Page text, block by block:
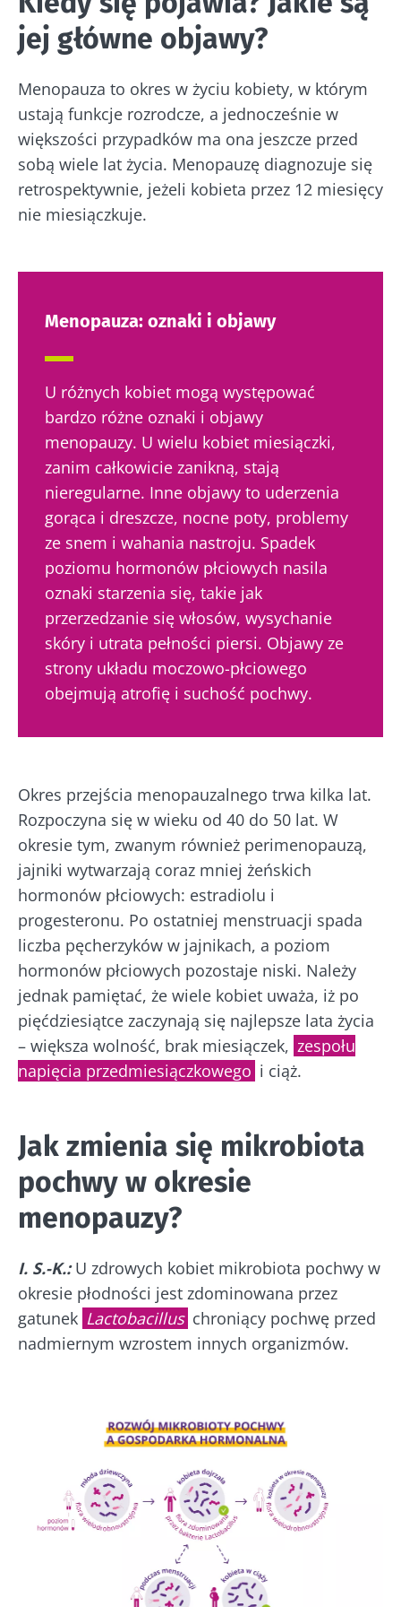
14 Październik 2022
21 Wrzesień 2023
Czy menopauza może wpływać na
mikrobiotę jelitową?
(pochwy, jelit) w tym okresie?
Do łagodzenia zaburzeń i objawów
związanych z menopauzą stosuje się
terapię hormonalną. Czy prebiotyki i
probiotyki mogą ją uzupełnić?
jej główne objawy?
Menopauza to okres w życiu kobiety, w którym
ustają funkcje rozrodcze, a jednocześnie w
większości przypadków ma ona jeszcze przed
sobą wiele lat życia. Menopauzę diagnozuje się
retrospektywnie, jeżeli kobieta przez 12 miesięcy
nie miesiączkuje.
Menopauza: oznaki i objawy
U różnych kobiet mogą występować
bardzo różne oznaki i objawy
menopauzy. U wielu kobiet miesiączki,
zanim całkowicie zanikną, stają
nieregularne. Inne objawy to uderzenia
gorąca i dreszcze, nocne poty, problemy
ze snem i wahania nastroju. Spadek
poziomu hormonów płciowych nasila
oznaki starzenia się, takie jak
przerzedzanie się włosów, wysychanie
skóry i utrata pełności piersi. Objawy ze
strony układu moczowo-płciowego
obejmują atrofię i suchość pochwy.
Okres przejścia menopauzalnego trwa kilka lat.
Rozpoczyna się w wieku od 40 do 50 lat. W
okresie tym, zwanym również perimenopauzą,
jajniki wytwarzają coraz mniej żeńskich
hormonów płciowych: estradiolu i
progesteronu. Po ostatniej menstruacji spada
liczba pęcherzyków w jajnikach, a poziom
hormonów płciowych pozostaje niski. Należy
jednak pamiętać, że wiele kobiet uważa, iż po
pięćdziesiątce zaczynają się najlepsze lata życia
– większa wolność, brak miesiączek, zespołu
napięcia przedmiesiączkowego i ciąż.
Jak zmienia się mikrobiota
pochwy w okresie
menopauzy?
I. S.-K.:U zdrowych kobiet mikrobiota pochwy w
okresie płodności jest zdominowana przez
gatunek Lactobacillus chroniący pochwę przed
nadmiernym wzrostem innych organizmów.